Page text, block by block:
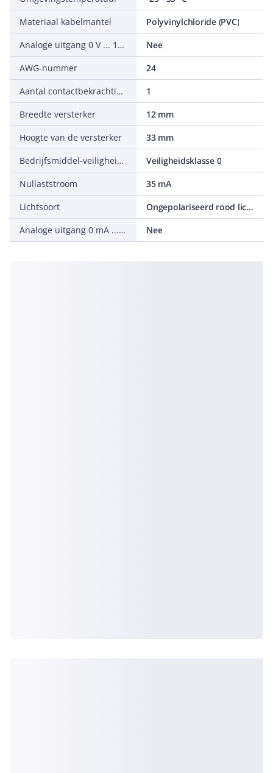
Materiaal kabelmantel
Polyvinylchloride (PVC)
Analoge uitgang 0 V ... 10 V
Nee
AWG-nummer
24
Aantal contactbekrachtigde uitgangen met meldfunctie
1
Breedte versterker
12 mm
Hoogte van de versterker
33 mm
Bedrijfsmiddel-veiligheidsklasse
Veiligheidsklasse 0
Nullaststroom
35 mA
Lichtsoort
Ongepolariseerd rood licht
Analoge uitgang 0 mA ... 20 mA
Nee